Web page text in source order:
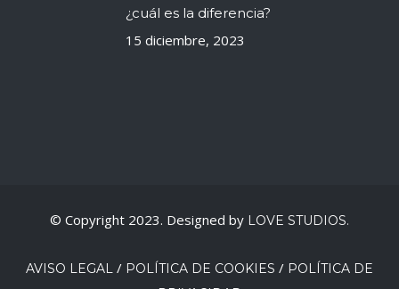
¿cuál es la diferencia?
15 diciembre, 2023
© Copyright 2023. Designed by LOVE STUDIOS.
AVISO LEGAL / POLÍTICA DE COOKIES / POLÍTICA DE